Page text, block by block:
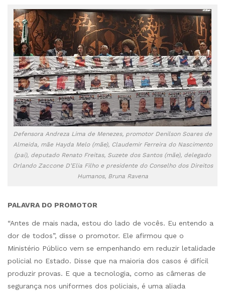
Defensora Andreza Lima de Menezes, promotor Denilson Soares de
Almeida, mãe Hayda Melo (mãe), Claudemir Ferreira do Nascimento
(pai), deputado Renato Freitas, Suzete dos Santos (mãe), delegado
Orlando Zaccone D’Elia Filho e presidente do Conselho dos Direitos
Humanos, Bruna Ravena
PALAVRA DO PROMOTOR
“Antes de mais nada, estou do lado de vocês. Eu entendo a
dor de todos”, disse o promotor. Ele afirmou que o
Ministério Público vem se empenhando em reduzir letalidade
policial no Estado. Disse que na maioria dos casos é difícil
produzir provas. E que a tecnologia, como as câmeras de
segurança nos uniformes dos policiais, é uma aliada